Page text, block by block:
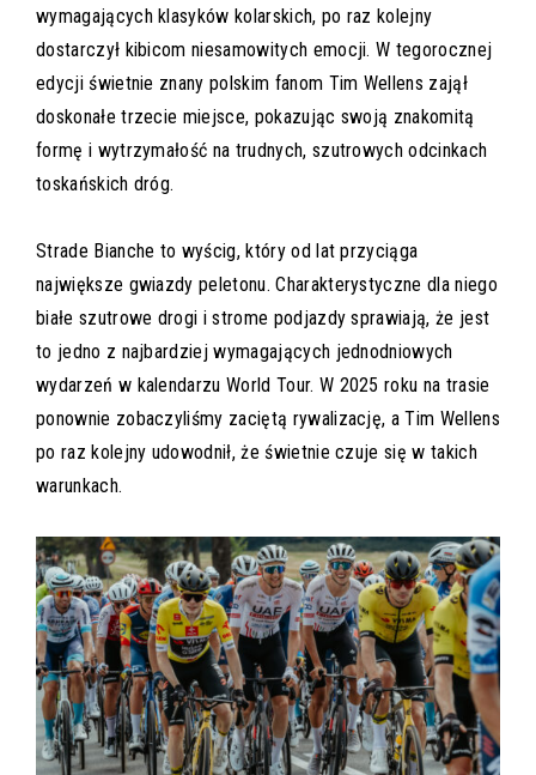
wymagających klasyków kolarskich, po raz kolejny
dostarczył kibicom niesamowitych emocji. W tegorocznej
edycji świetnie znany polskim fanom Tim Wellens zajął
doskonałe trzecie miejsce, pokazując swoją znakomitą
formę i wytrzymałość na trudnych, szutrowych odcinkach
toskańskich dróg.
Strade Bianche to wyścig, który od lat przyciąga
największe gwiazdy peletonu. Charakterystyczne dla niego
białe szutrowe drogi i strome podjazdy sprawiają, że jest
to jedno z najbardziej wymagających jednodniowych
wydarzeń w kalendarzu World Tour. W 2025 roku na trasie
ponownie zobaczyliśmy zaciętą rywalizację, a Tim Wellens
po raz kolejny udowodnił, że świetnie czuje się w takich
warunkach.